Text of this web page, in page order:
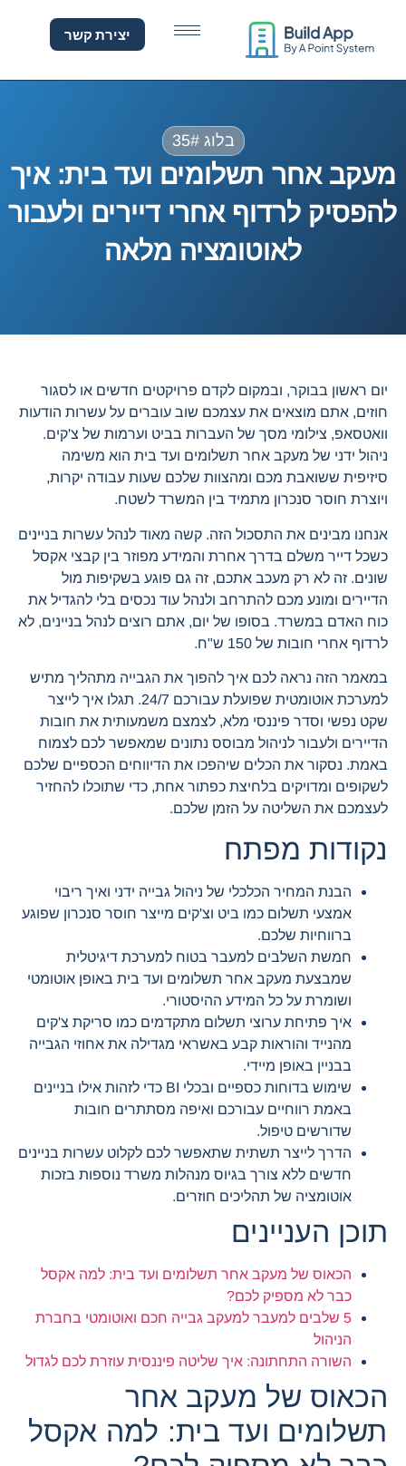
מעקב אחר תשלומים ועד
יצירת קשר
בלוג 35#
מעקב אחר תשלומים ועד בית: איך
להפסיק לרדוף אחרי דיירים ולעבור
לאוטומציה מלאה
יום ראשון בבוקר, ובמקום לקדם פרויקטים חדשים או לסגור
חוזים, אתם מוצאים את עצמכם שוב עוברים על עשרות הודעות
וואטסאפ, צילומי מסך של העברות בביט וערמות של צ'קים.
ניהול ידני של מעקב אחר תשלומים ועד בית הוא משימה
סיזיפית ששואבת מכם ומהצוות שלכם שעות עבודה יקרות,
ויוצרת חוסר סנכרון מתמיד בין המשרד לשטח.
אנחנו מבינים את התסכול הזה. קשה מאוד לנהל עשרות בניינים
כשכל דייר משלם בדרך אחרת והמידע מפוזר בין קבצי אקסל
שונים. זה לא רק מעכב אתכם, זה גם פוגע בשקיפות מול
הדיירים ומונע מכם להתרחב ולנהל עוד נכסים בלי להגדיל את
כוח האדם במשרד. בסופו של יום, אתם רוצים לנהל בניינים, לא
לרדוף אחרי חובות של 150 ש"ח.
במאמר הזה נראה לכם איך להפוך את הגבייה מתהליך מתיש
למערכת אוטומטית שפועלת עבורכם 24/7. תגלו איך לייצר
שקט נפשי וסדר פיננסי מלא, לצמצם משמעותית את חובות
הדיירים ולעבור לניהול מבוסס נתונים שמאפשר לכם לצמוח
באמת. נסקור את הכלים שיהפכו את הדיווחים הכספיים שלכם
לשקופים ומדויקים בלחיצת כפתור אחת, כדי שתוכלו להחזיר
לעצמכם את השליטה על הזמן שלכם.
נקודות מפתח
הבנת המחיר הכלכלי של ניהול גבייה ידני ואיך ריבוי
אמצעי תשלום כמו ביט וצ'קים מייצר חוסר סנכרון שפוגע
ברווחיות שלכם.
חמשת השלבים למעבר בטוח למערכת דיגיטלית
שמבצעת מעקב אחר תשלומים ועד בית באופן אוטומטי
ושומרת על כל המידע ההיסטורי.
איך פתיחת ערוצי תשלום מתקדמים כמו סריקת צ'קים
מהנייד והוראות קבע באשראי מגדילה את אחוזי הגבייה
בבניין באופן מיידי.
שימוש בדוחות כספיים ובכלי BI כדי לזהות אילו בניינים
באמת רווחיים עבורכם ואיפה מסתתרים חובות
שדורשים טיפול.
הדרך לייצר תשתית שתאפשר לכם לקלוט עשרות בניינים
חדשים ללא צורך בגיוס מנהלות משרד נוספות בזכות
אוטומציה של תהליכים חוזרים.
תוכן העניינים
הכאוס של מעקב אחר תשלומים ועד בית: למה אקסל
כבר לא מספיק לכם?
5 שלבים למעבר למעקב גבייה חכם ואוטומטי בחברת
הניהול
השורה התחתונה: איך שליטה פיננסית עוזרת לכם לגדול
הכאוס של מעקב אחר
תשלומים ועד בית: למה אקסל